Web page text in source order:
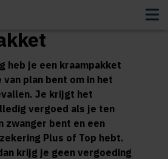
heb je een kraampakket
van plan bent om in het
Je krijgt het
vergoed als je ten
zwanger bent en een
Plus of Top hebt.
krijg je geen vergoeding